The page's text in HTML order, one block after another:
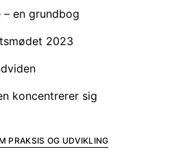
– en grundbog
2023
koncentrerer sig
PRAKSIS OG UDVIKLING